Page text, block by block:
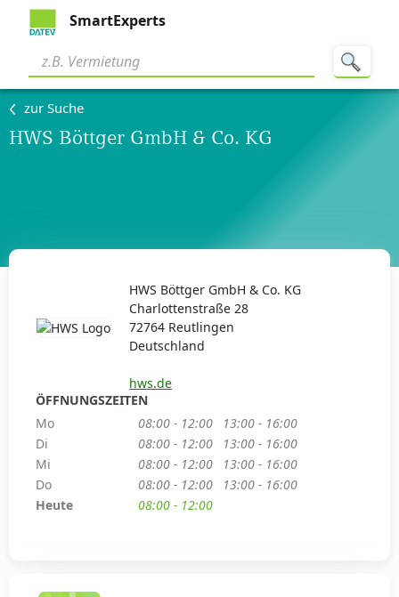
SmartExperts
zur Suche
HWS Böttger GmbH & Co. KG
HWS Böttger GmbH & Co. KG
Charlottenstraße 28
72764 Reutlingen
Deutschland
hws.de
ÖFFNUNGSZEITEN
Mo
08:00 - 12:00
13:00 - 16:00
Di
08:00 - 12:00
13:00 - 16:00
Mi
08:00 - 12:00
13:00 - 16:00
Do
08:00 - 12:00
13:00 - 16:00
Heute
08:00 - 12:00